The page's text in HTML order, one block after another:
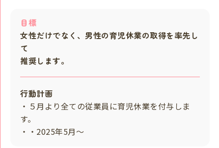
目標
女性だけでなく、男性の育児休業の取得を率先し
て
推奨します。
行動計画
・５月より全ての従業員に育児休業を付与しま
す。
・・2025年5月～